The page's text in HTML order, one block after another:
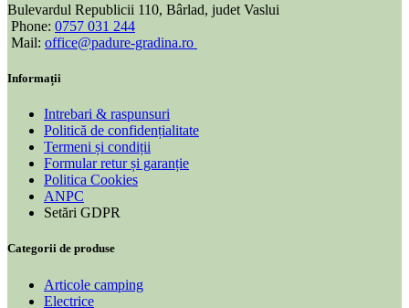
Bulevardul Republicii 110, Bârlad, judet Vaslui
Phone: 0757 031 244
Mail: office@padure-gradina.ro
Informații
Intrebari & raspunsuri
Politică de confidențialitate
Termeni și condiții
Formular retur și garanție
Politica Cookies
ANPC
Setări GDPR
Categorii de produse
Articole camping
Electrice